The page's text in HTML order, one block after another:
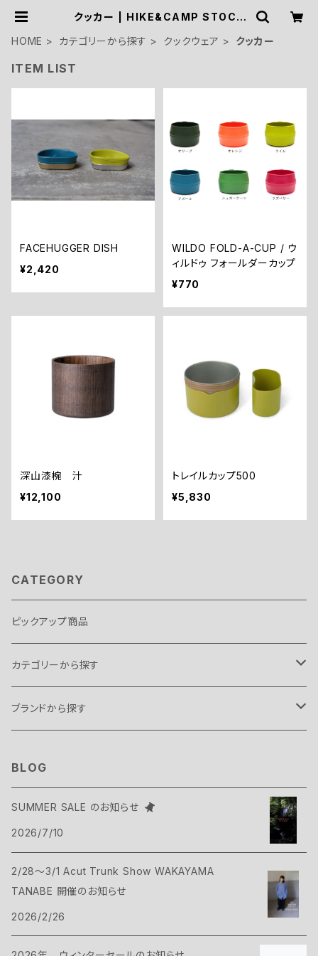
クッカー | HIKE&CAMP STOCK
HOME
カテゴリーから探す クックウェア クッカー
ITEM LIST
FACEHUGGER DISH
¥2,420
WILDO FOLD-A-CUP / ウ
ィルドゥ フォールダーカップ
¥770
深山漆椀 汁
¥12,100
トレイルカップ500
¥5,830
CATEGORY
ピックアップ商品
カテゴリーから探す
テント・タープ
タープ
アクセサリー
ヴィヴィ
ハンモック
マット
バックパック
サコッシュ・ポーチ
バックパックアクセサリー
トップス
Tシャツ・シャツ
シェル
パンツ・ショーツ
シューズ
ブランドから探す
Bush Craft
Cargo Container
BLOG
SUMMER SALE のお知らせ
2026/7/10
2/28～3/1 Acut Trunk Show WAKAYAMA
TANABE 開催のお知らせ
2026/2/26